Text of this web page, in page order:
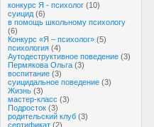
конкурс Я - психолог (10)
суицид (6)
в помощь школьному психологу
(6)
Конкурс «Я – психолог» (5)
психология (4)
Аутодеструктивное поведение (3)
Пермякова Ольга (3)
воспитание (3)
суицидальное поведение (3)
Жизнь (3)
мастер-класс (3)
Подросток (3)
родительский клуб (3)
сертификат (2)